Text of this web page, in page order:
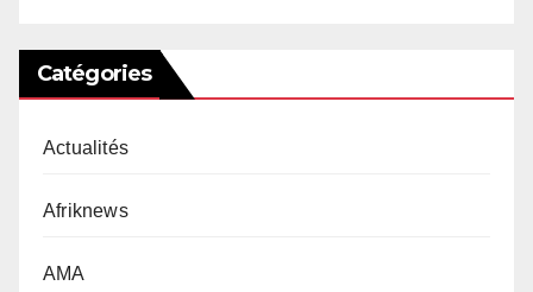
Catégories
Actualités
Afriknews
AMA